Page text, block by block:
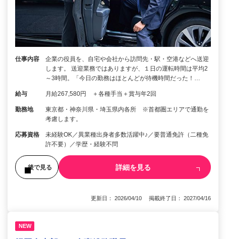
仕事内容
企業の役員を、自宅や会社から訪問先・駅・空港などへ送迎
します。 送迎業務ではありますが、１日の運転時間は平均2
～3時間。「今日の勤務はほとんどが待機時間だった！…
給与 月給267,580円 ＋各種手当＋賞与年2回
勤務地
東京都・神奈川県・埼玉県内各所 ※首都圏エリアで通勤を
考慮します。
応募資格
未経験OK／異業種出身者多数活躍中♪／要普通免許（二種免
許不要）／学歴・経験不問
後で見る 詳細を見る
更新日： 2026/04/10 掲載終了日： 2027/04/16
NEW